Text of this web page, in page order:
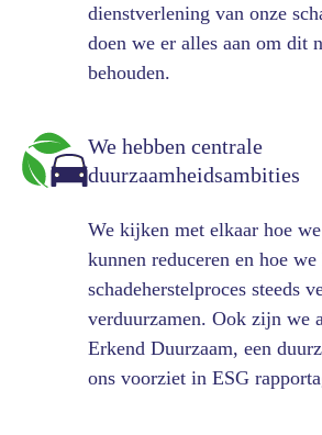
dienstverlening van onze
doen we er alles aan om dit
behouden.
We hebben centrale
duurzaamheidsambities
We kijken met elkaar hoe
kunnen reduceren en hoe we
schadeherstelproces steeds
verduurzamen. Ook zijn we
Erkend Duurzaam, een
ons voorziet in ESG